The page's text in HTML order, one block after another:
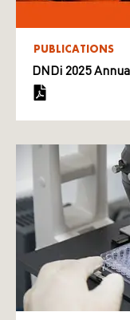
PUBLICATIONS
DNDi 2025